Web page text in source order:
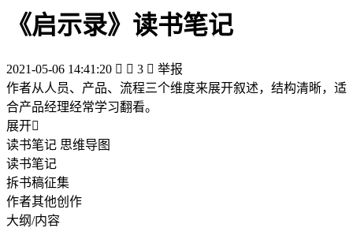
《启示录》读书笔记
2021-05-06 14:41:20   3  举报
作者从人员、产品、流程三个维度来展开叙述，结构清晰，适
合产品经理经常学习翻看。
展开
读书笔记 思维导图
读书笔记
拆书稿征集
作者其他创作
大纲/内容